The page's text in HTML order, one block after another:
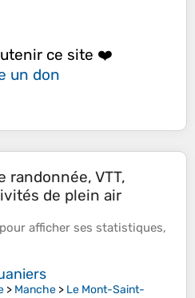
ce site ❤️
un don
randonnée, VTT,
de plein air
pour afficher ses statistiques,
> Manche > Le Mont-Saint-